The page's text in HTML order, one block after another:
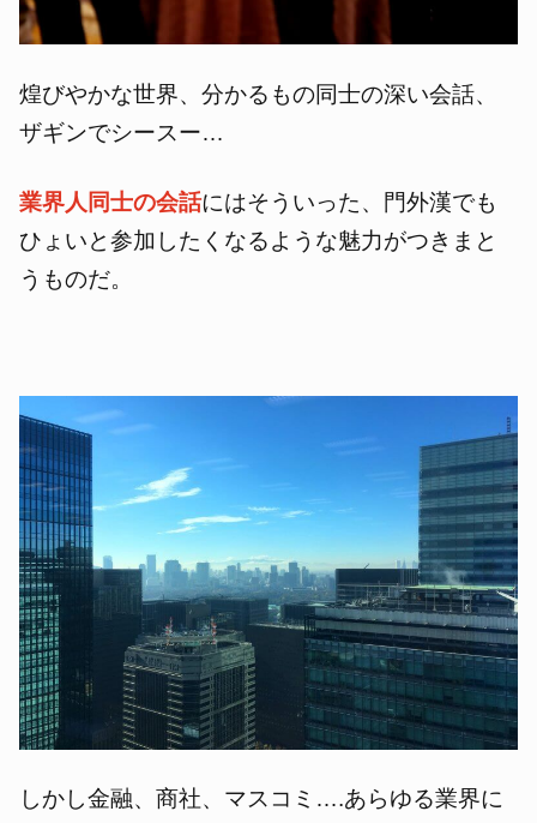
煌びやかな世界、分かるもの同士の深い会話、
ザギンでシースー…
業界人同士の会話にはそういった、門外漢でも
ひょいと参加したくなるような魅力がつきまと
うものだ。
しかし金融、商社、マスコミ….あらゆる業界に